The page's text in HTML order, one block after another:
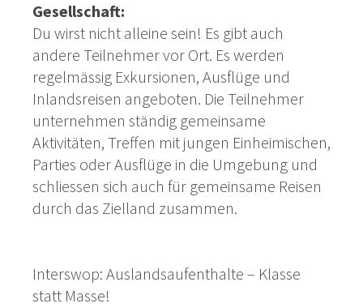
Gesellschaft:
Du wirst nicht alleine sein! Es gibt auch
andere Teilnehmer vor Ort. Es werden
regelmässig Exkursionen, Ausflüge und
Inlandsreisen angeboten. Die Teilnehmer
unternehmen ständig gemeinsame
Aktivitäten, Treffen mit jungen Einheimischen,
Parties oder Ausflüge in die Umgebung und
schliessen sich auch für gemeinsame Reisen
durch das Zielland zusammen.
Interswop: Auslandsaufenthalte – Klasse
statt Masse!